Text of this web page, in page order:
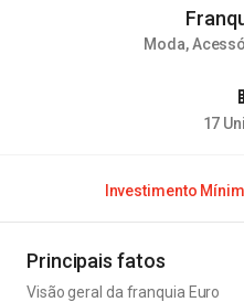
Moda,
Investimento
17
Principais fatos
Visão geral da franquia Euro